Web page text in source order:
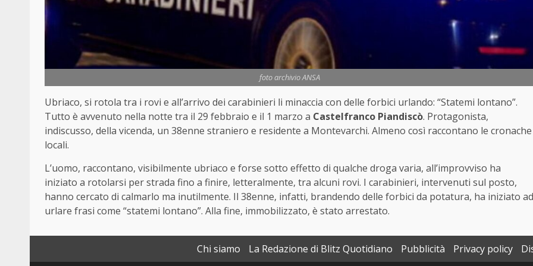
foto archivio ANSA
Ubriaco, si rotola tra i rovi e all’arrivo dei carabinieri li minaccia con delle forbici urlando: “Statemi lontano”.
Tutto è avvenuto nella notte tra il 29 febbraio e il 1 marzo a Castelfranco Piandiscò. Protagonista,
indiscusso, della vicenda, un 38enne straniero e residente a Montevarchi. Almeno così raccontano le cronache
locali.
L’uomo, raccontano, visibilmente ubriaco e forse sotto effetto di qualche droga varia, all’improvviso ha
iniziato a rotolarsi per strada fino a finire, letteralmente, tra alcuni rovi. I carabinieri, intervenuti sul posto,
hanno cercato di calmarlo ma inutilmente. Il 38enne, infatti, brandendo delle forbici da potatura, ha iniziato ad
urlare frasi come “statemi lontano”. Alla fine, immobilizzato, è stato arrestato.
Chi siamo La Redazione di Blitz Quotidiano Pubblicità Privacy policy